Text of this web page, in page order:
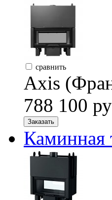
сравнить
Axis
788 100
Заказать
Каминная